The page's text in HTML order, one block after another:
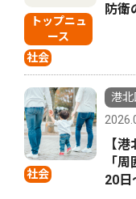
トップニュ
ース
社会
防衛
社会
港北
【
「
20日